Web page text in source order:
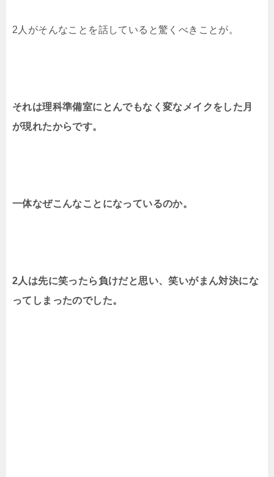
2人がそんなことを話していると驚くべきことが。
それは理科準備室にとんでもなく変なメイクをした月
が現れたからです。
一体なぜこんなことになっているのか。
2人は先に笑ったら負けだと思い、笑いがまん対決にな
ってしまったのでした。